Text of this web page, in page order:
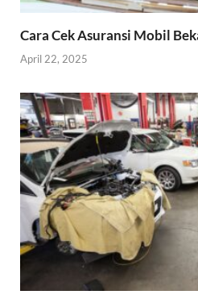
Cara Cek Asuransi Mobil
April 22, 2025